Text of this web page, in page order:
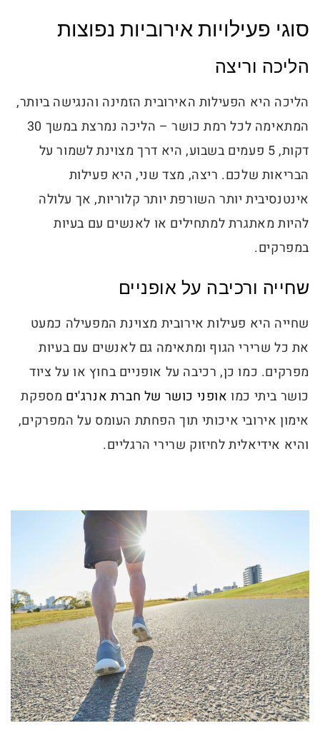
סוגי פעילויות אירוביות נפוצות
הליכה וריצה
הליכה היא הפעילות האירובית הזמינה והנגישה ביותר,
המתאימה לכל רמת כושר – הליכה נמרצת במשך 30
דקות, 5 פעמים בשבוע, היא דרך מצוינת לשמור על
הבריאות שלכם. ריצה, מצד שני, היא פעילות
אינטנסיבית יותר השורפת יותר קלוריות, אך עלולה
להיות מאתגרת למתחילים או לאנשים עם בעיות
במפרקים.
שחייה ורכיבה על אופניים
שחייה היא פעילות אירובית מצוינת המפעילה כמעט
את כל שרירי הגוף ומתאימה גם לאנשים עם בעיות
מפרקים. כמו כן, רכיבה על אופניים בחוץ או על ציוד
כושר ביתי כמו אופני כושר של חברת אנרג'ים מספקת
אימון אירובי איכותי תוך הפחתת העומס על המפרקים,
והיא אידיאלית לחיזוק שרירי הרגליים.